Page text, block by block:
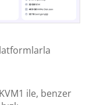
ile, benzer